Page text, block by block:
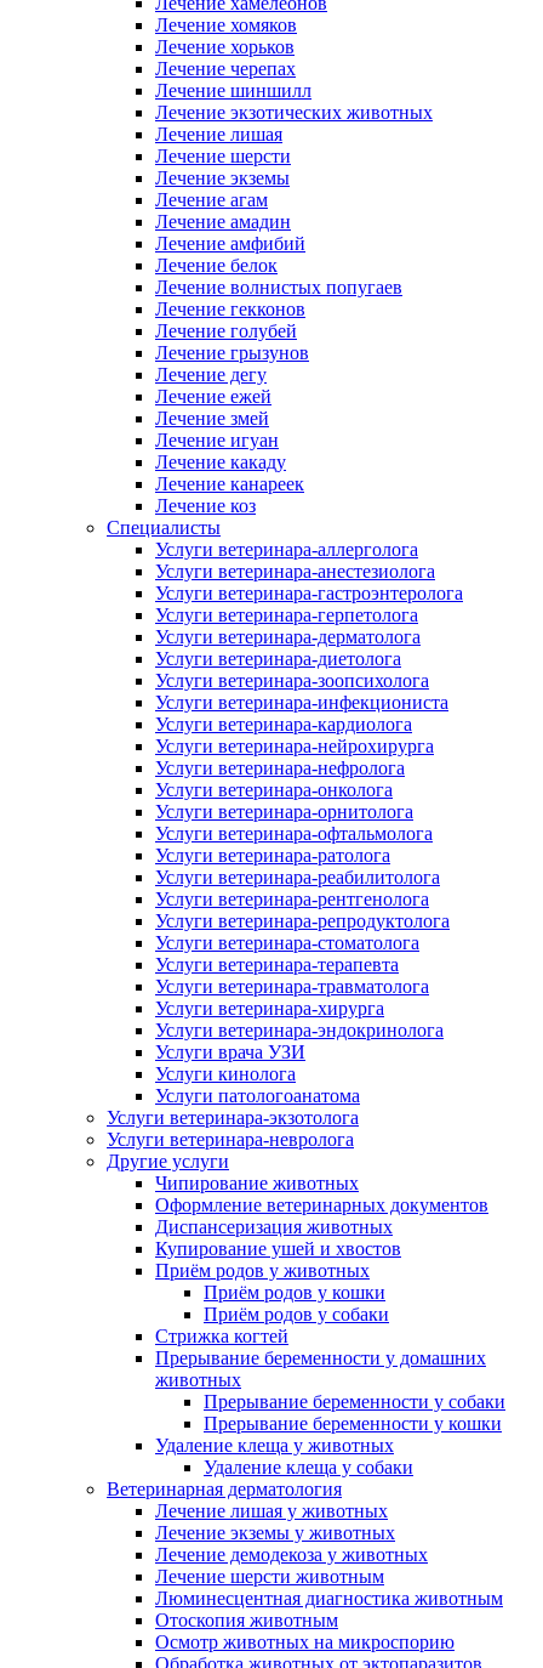
Лечение хомяков
Лечение хорьков
Лечение черепах
Лечение шиншилл
Лечение экзотических животных
Лечение лишая
Лечение шерсти
Лечение экземы
Лечение агам
Лечение амадин
Лечение амфибий
Лечение белок
Лечение волнистых попугаев
Лечение гекконов
Лечение голубей
Лечение грызунов
Лечение дегу
Лечение ежей
Лечение змей
Лечение игуан
Лечение какаду
Лечение канареек
Лечение коз
Специалисты
Услуги ветеринара-аллерголога
Услуги ветеринара-анестезиолога
Услуги ветеринара-гастроэнтеролога
Услуги ветеринара-герпетолога
Услуги ветеринара-дерматолога
Услуги ветеринара-диетолога
Услуги ветеринара-зоопсихолога
Услуги ветеринара-инфекциониста
Услуги ветеринара-кардиолога
Услуги ветеринара-нейрохирурга
Услуги ветеринара-нефролога
Услуги ветеринара-онколога
Услуги ветеринара-орнитолога
Услуги ветеринара-офтальмолога
Услуги ветеринара-ратолога
Услуги ветеринара-реабилитолога
Услуги ветеринара-рентгенолога
Услуги ветеринара-репродуктолога
Услуги ветеринара-стоматолога
Услуги ветеринара-терапевта
Услуги ветеринара-травматолога
Услуги ветеринара-хирурга
Услуги ветеринара-эндокринолога
Услуги врача УЗИ
Услуги кинолога
Услуги патологоанатома
Услуги ветеринара-экзотолога
Услуги ветеринара-невролога
Другие услуги
Чипирование животных
Оформление ветеринарных документов
Диспансеризация животных
Купирование ушей и хвостов
Приём родов у животных
Приём родов у кошки
Приём родов у собаки
Стрижка когтей
Прерывание беременности у домашних
животных
Прерывание беременности у собаки
Прерывание беременности у кошки
Удаление клеща у животных
Удаление клеща у собаки
Ветеринарная дерматология
Лечение лишая у животных
Лечение экземы у животных
Лечение демодекоза у животных
Лечение шерсти животным
Люминесцентная диагностика животным
Отоскопия животным
Осмотр животных на микроспорию
Обработка животных от эктопаразитов